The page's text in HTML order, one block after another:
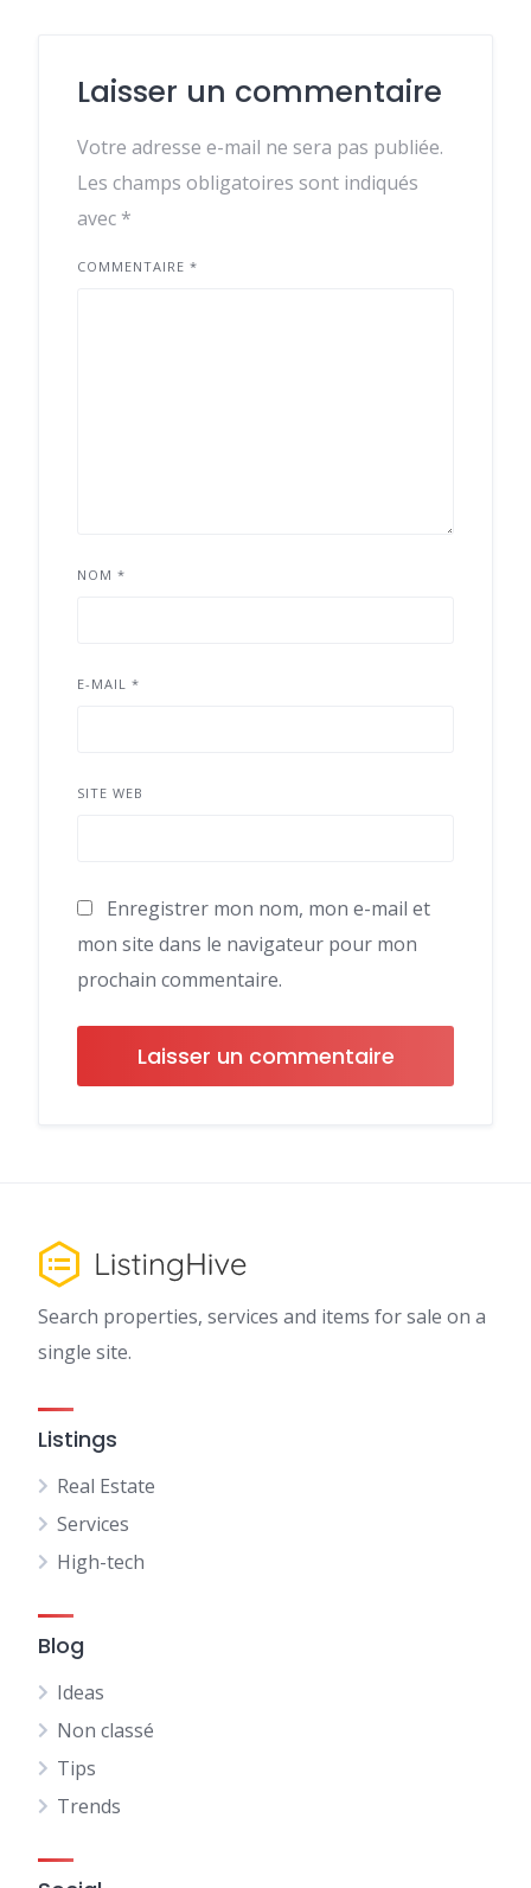
Laisser un commentaire
Votre adresse e-mail ne sera pas publiée.
Les champs obligatoires sont indiqués
avec *
COMMENTAIRE *
NOM *
E-MAIL *
SITE WEB
Enregistrer mon nom, mon e-mail et
mon site dans le navigateur pour mon
prochain commentaire.
Search properties, services and items for sale on a
single site.
Listings
Real Estate
Services
High-tech
Blog
Ideas
Non classé
Tips
Trends